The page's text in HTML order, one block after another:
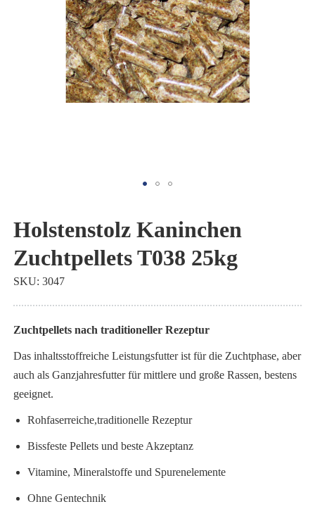
Anfang
der
Bildgalerie
springen
Holstenstolz Kaninchen
Zuchtpellets T038 25kg
Zuchtpellets nach traditioneller Rezeptur
Das inhaltsstoffreiche Leistungsfutter ist für die Zuchtphase, aber
auch als Ganzjahresfutter für mittlere und große Rassen, bestens
geeignet.
Rohfaserreiche,traditionelle Rezeptur
Bissfeste Pellets und beste Akzeptanz
Vitamine, Mineralstoffe und Spurenelemente
Ohne Gentechnik
SKU 3047